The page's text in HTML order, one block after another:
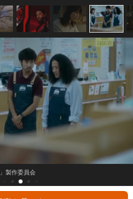
製作委員会